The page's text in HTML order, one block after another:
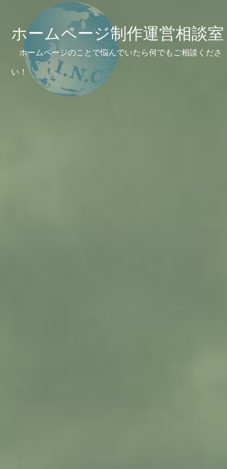
ホームページ制作運営相談室
ホームページのことで悩んでいたら何でもご相談くださ
い！